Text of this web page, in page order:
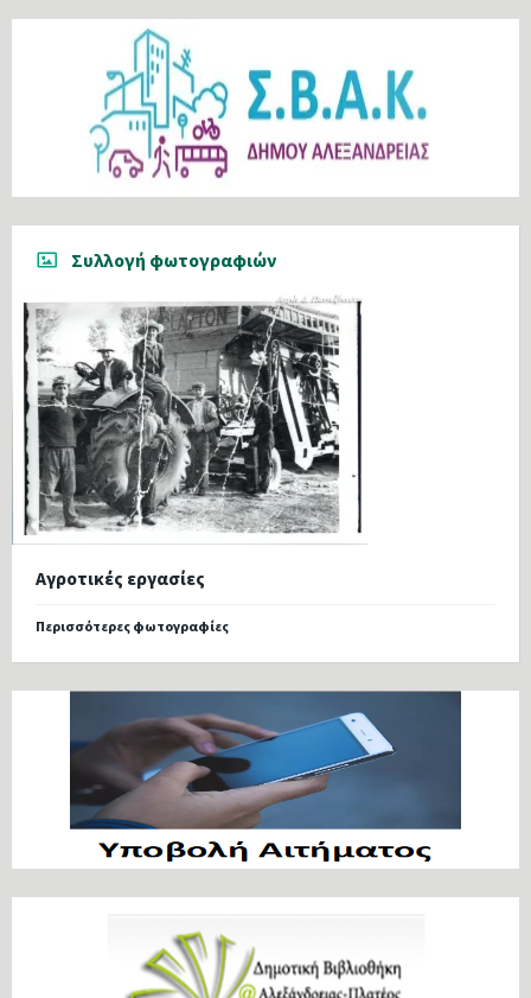
Συλλογή φωτογραφιών
Αγροτικές εργασίες
Περισσότερες φωτογραφίες